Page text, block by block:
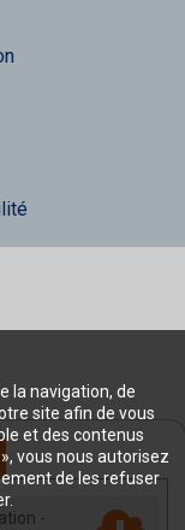
la navigation, de
site afin de vous
et des contenus
vous nous autorisez
de les refuser
-